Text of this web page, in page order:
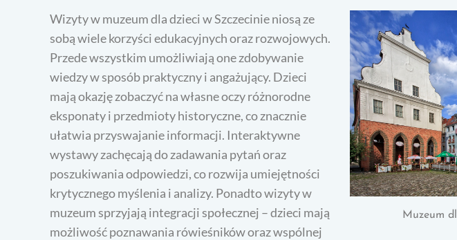
Muzeum
Wizyty w muzeum dla dzieci w Szczecinie niosą ze
sobą wiele korzyści edukacyjnych oraz rozwojowych.
Przede wszystkim umożliwiają one zdobywanie
wiedzy w sposób praktyczny i angażujący. Dzieci
mają okazję zobaczyć na własne oczy różnorodne
eksponaty i przedmioty historyczne, co znacznie
ułatwia przyswajanie informacji. Interaktywne
wystawy zachęcają do zadawania pytań oraz
poszukiwania odpowiedzi, co rozwija umiejętności
krytycznego myślenia i analizy. Ponadto wizyty w
muzeum sprzyjają integracji społecznej – dzieci mają
możliwość poznawania rówieśników oraz wspólnej